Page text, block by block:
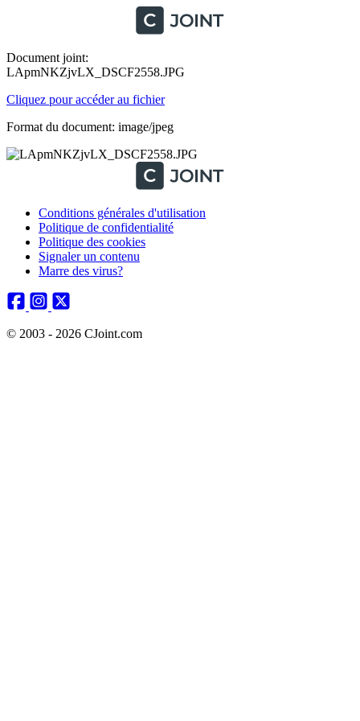
Document joint:
LApmNKZjvLX_DSCF2558.JPG
Cliquez pour accéder au fichier
Format du document: image/jpeg
Conditions générales d'utilisation
Politique de confidentialité
Politique des cookies
Signaler un contenu
Marre des virus?
© 2003 - 2026 CJoint.com